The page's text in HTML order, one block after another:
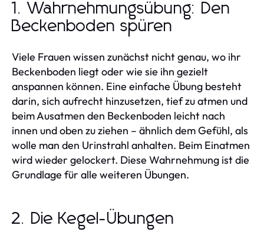
1. Wahrnehmungsübung: Den
Beckenboden spüren
Viele Frauen wissen zunächst nicht genau, wo ihr
Beckenboden liegt oder wie sie ihn gezielt
anspannen können. Eine einfache Übung besteht
darin, sich aufrecht hinzusetzen, tief zu atmen und
beim Ausatmen den Beckenboden leicht nach
innen und oben zu ziehen – ähnlich dem Gefühl, als
wolle man den Urinstrahl anhalten. Beim Einatmen
wird wieder gelockert. Diese Wahrnehmung ist die
Grundlage für alle weiteren Übungen.
2. Die Kegel-Übungen